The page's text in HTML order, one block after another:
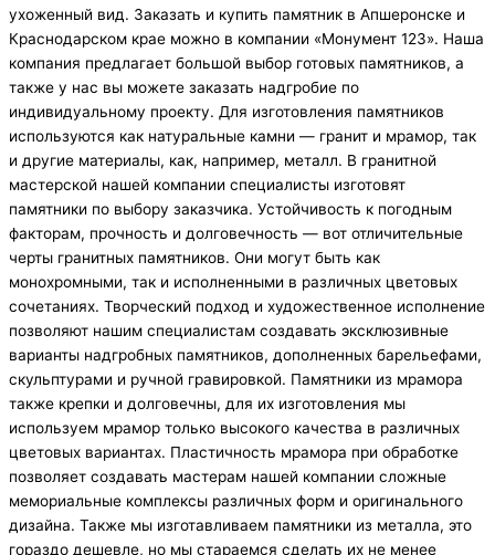
ухоженный вид. Заказать и купить памятник в Апшеронске и
Краснодарском крае можно в компании «Монумент 123». Наша
компания предлагает большой выбор готовых памятников, а
также у нас вы можете заказать надгробие по
индивидуальному проекту. Для изготовления памятников
используются как натуральные камни — гранит и мрамор, так
и другие материалы, как, например, металл. В гранитной
мастерской нашей компании специалисты изготовят
памятники по выбору заказчика. Устойчивость к погодным
факторам, прочность и долговечность — вот отличительные
черты гранитных памятников. Они могут быть как
монохромными, так и исполненными в различных цветовых
сочетаниях. Творческий подход и художественное исполнение
позволяют нашим специалистам создавать эксклюзивные
варианты надгробных памятников, дополненных барельефами,
скульптурами и ручной гравировкой. Памятники из мрамора
также крепки и долговечны, для их изготовления мы
используем мрамор только высокого качества в различных
цветовых вариантах. Пластичность мрамора при обработке
позволяет создавать мастерам нашей компании сложные
мемориальные комплексы различных форм и оригинального
дизайна. Также мы изготавливаем памятники из металла, это
гораздо дешевле, но мы стараемся сделать их не менее